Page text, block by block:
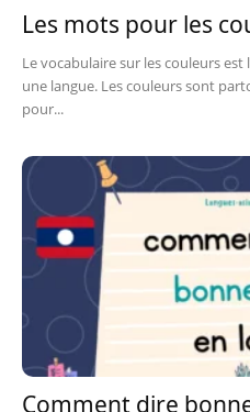
Les mots pour les
Le vocabulaire sur les couleurs est
une langue. Les couleurs sont
pour...
Comment dire